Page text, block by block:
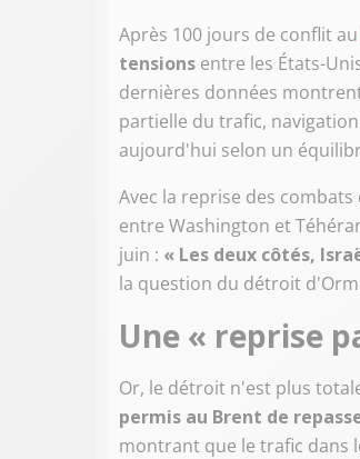
Après 100 jours de conflit au
tensions entre les États-
dernières données
partielle du trafic,
aujourd'hui selon un
Avec la reprise des combats
entre Washington et
juin : « Les deux côtés,
la question du détroit
Une « reprise
Or, le détroit n'est plus
permis au Brent de
montrant que le trafic dans